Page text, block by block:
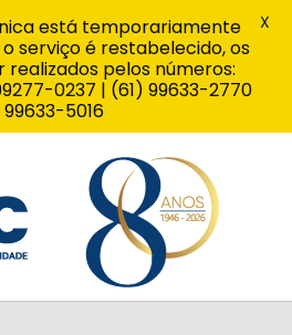
está temporariamente
serviço é restabelecido, os
pelos números:
0237 | (61) 99633-2770
99633-5016
X